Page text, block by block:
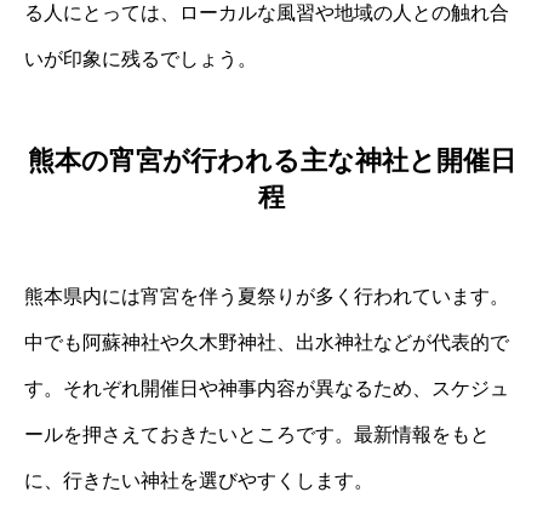
る人にとっては、ローカルな風習や地域の人との触れ合
いが印象に残るでしょう。
熊本の宵宮が行われる主な神社と開催日
程
熊本県内には宵宮を伴う夏祭りが多く行われています。
中でも阿蘇神社や久木野神社、出水神社などが代表的で
す。それぞれ開催日や神事内容が異なるため、スケジュ
ールを押さえておきたいところです。最新情報をもと
に、行きたい神社を選びやすくします。